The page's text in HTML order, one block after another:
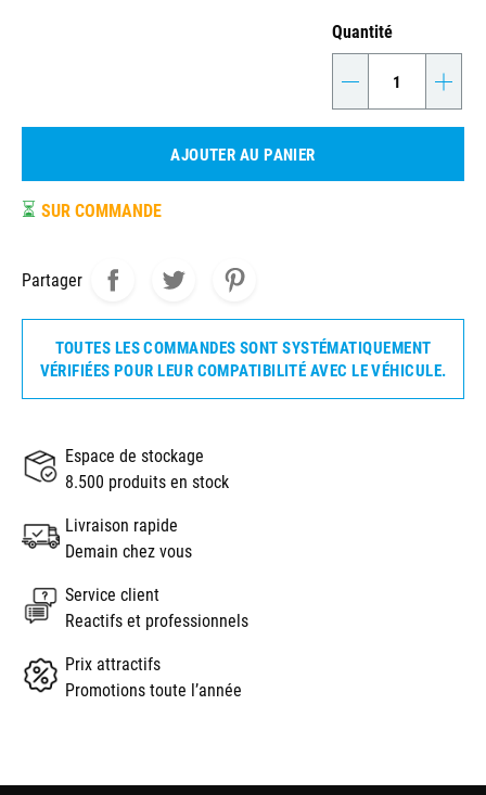
Quantité
- +
AJOUTER AU PANIER
⏳ SUR COMMANDE
Partager
TOUTES LES COMMANDES SONT SYSTÉMATIQUEMENT
VÉRIFIÉES POUR LEUR COMPATIBILITÉ AVEC LE VÉHICULE.
Espace de stockage
8.500 produits en stock
Livraison rapide
Demain chez vous
Service client
Reactifs et professionnels
Prix attractifs
Promotions toute l’année